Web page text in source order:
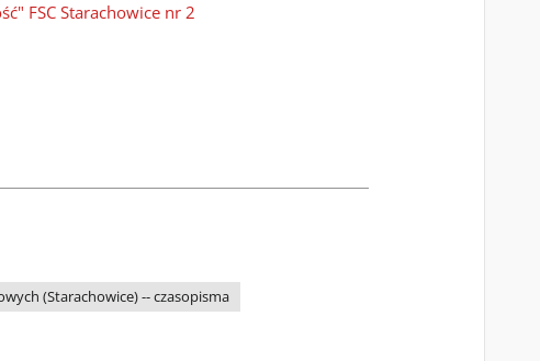
FSC Starachowice nr 2
(Starachowice) -- czasopisma